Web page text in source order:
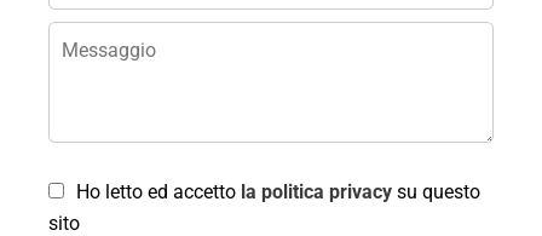
Ho letto ed accetto la politica privacy su questo
sito